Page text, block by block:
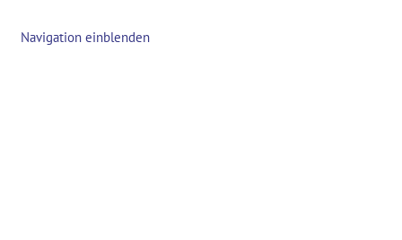
Navigation einblenden